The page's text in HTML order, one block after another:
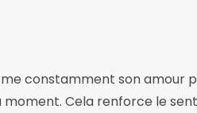
constamment son amour
Cela renforce le